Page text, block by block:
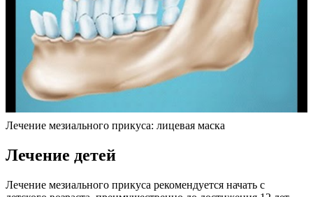
Лечение мезиального прикуса: лицевая маска
Лечение детей
Лечение мезиального прикуса рекомендуется начать с